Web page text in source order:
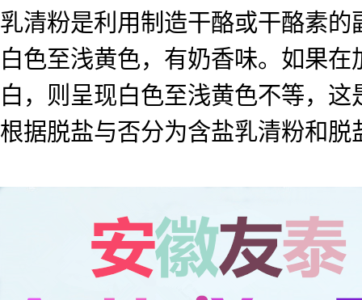
乳清粉是利用制造干酪或干酪素
白色至浅黄色，有奶香味。如果
白，则呈现白色至浅黄色不等，
根据脱盐与否分为含盐乳清粉和脱